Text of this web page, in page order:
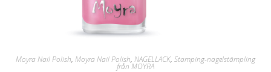
Moyra Nail Polish, Moyra Nail Polish, NAGELLACK, Stamping-nagelstämpling
från MOYRA